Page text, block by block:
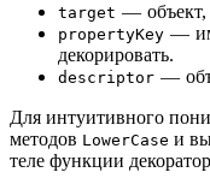
target — объект,
propertyKey —
декорировать.
descriptor —
Для интуитивного
методов LowerCase и
теле функции